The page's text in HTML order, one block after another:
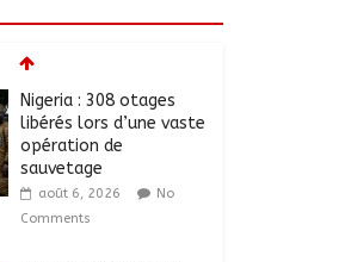
Nigeria : 308 otages
libérés lors d’une vaste
opération de
sauvetage
août 6, 2026
No
Comments